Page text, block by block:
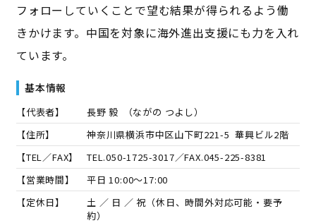
フォローしていくことで望む結果が得られるよう働
きかけます。中国を対象に海外進出支援にも力を入れ
ています。
基本情報
【代表者】 長野 毅 （ながの つよし）
【住所】
神奈川県横浜市中区山下町221-5 華興ビル2階
【TEL／FAX】
TEL.050-1725-3017／FAX.045-225-8381
【営業時間】
平日 10:00～17:00
【定休日】
土 ／ 日 ／ 祝（休日、時間外対応可能・要予
約）